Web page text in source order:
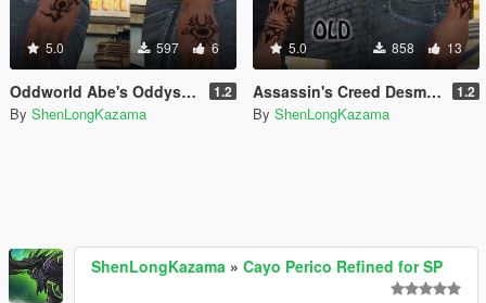
5.0 597 6
Oddworld Abe's Oddysee Tattoos 1.2
By ShenLongKazama
5.0 858 13
Assassin's Creed Desmond Miles Tattoo 1.2
By ShenLongKazama
ShenLongKazama » Cayo Perico Refined for SP